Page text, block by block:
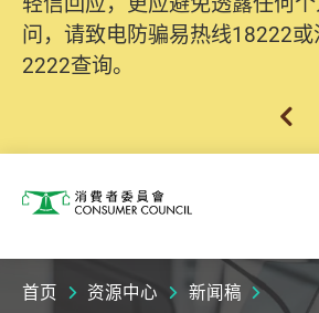
问，请致电防骗易热线18222
2222查询。
消费者委员会
首页 资源中心 新闻稿